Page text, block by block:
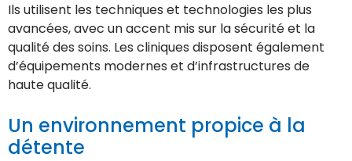
Ils utilisent les techniques et technologies les plus
avancées, avec un accent mis sur la sécurité et la
qualité des soins. Les cliniques disposent également
d’équipements modernes et d’infrastructures de
haute qualité.
Un environnement propice à la
détente